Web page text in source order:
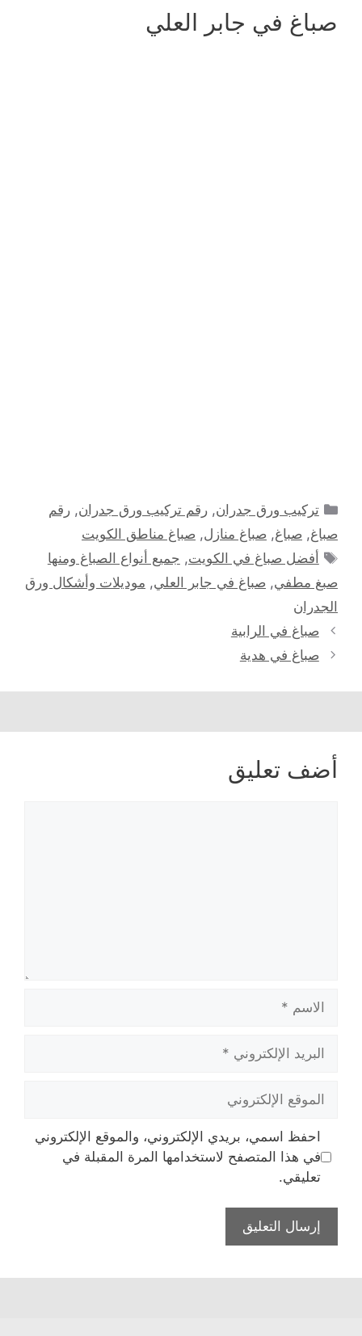
صباغ في جابر العلي
التصنيفات
تركيب ورق جدران,رقم تركيب ورق جدران,رقم
صباغ, صباغ, صباغ منازل, صباغ مناطق الكويت
الوسوم
أفضل صباغ في الكويت, جميع أنواع الصباغ ومنها
صبغ مطفي, صباغ في جابر العلي, موديلات وأشكال ورق
الجدران
صباغ في الرابية
صباغ في هدية
أضف تعليق
الإلكتروني
الإلكتروني
احفظ اسمي، بريدي الإلكتروني، والموقع الإلكتروني
في هذا المتصفح لاستخدامها المرة المقبلة في
تعليقي.